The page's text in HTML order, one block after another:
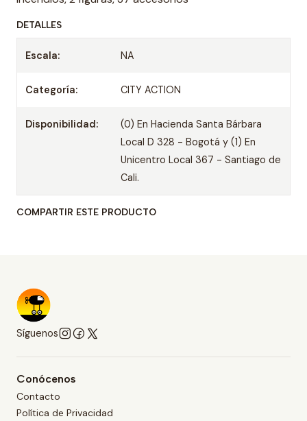
DETALLES
Escala: NA
Categoría: CITY ACTION
Disponibilidad:
(0) En Hacienda Santa Bárbara
Local D 328 - Bogotá y (1) En
Unicentro Local 367 - Santiago de
Cali.
COMPARTIR ESTE PRODUCTO
Síguenos
Conócenos
Contacto
Política de Privacidad